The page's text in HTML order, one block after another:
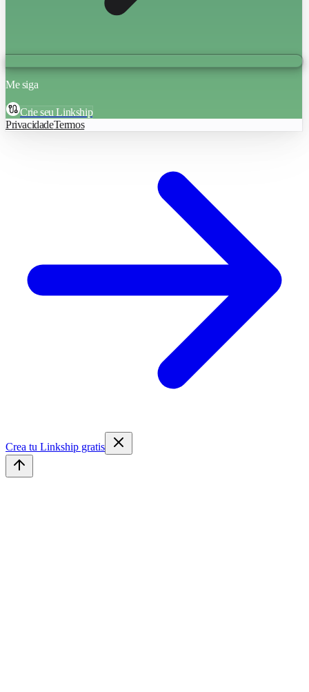
Me siga
Crie seu Linkship
PrivacidadeTermos
Crea tu Linkship gratis